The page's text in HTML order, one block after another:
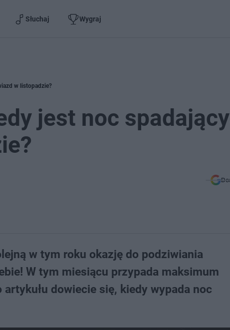
Słuchaj Wygraj
w listopadzie?
jest noc
w tym roku okazję do podziwiania
W tym miesiącu przypada maksimum
dowiecie się, kiedy wypada noc